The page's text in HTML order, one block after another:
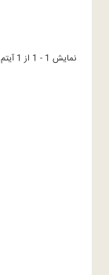
نمایش 1 - 1 از 1 آیتم